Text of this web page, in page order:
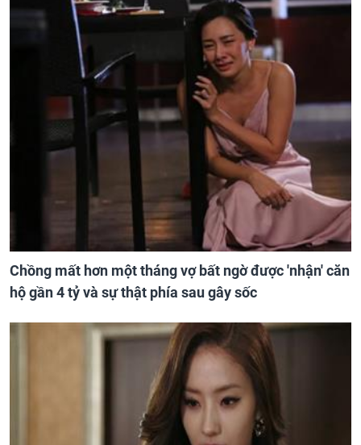
Chồng mất hơn một tháng vợ bất ngờ được 'nhận' căn
hộ gần 4 tỷ và sự thật phía sau gây sốc